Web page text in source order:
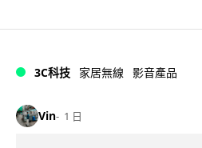
3C科技 家居無線 影音產品
Vin 1 日